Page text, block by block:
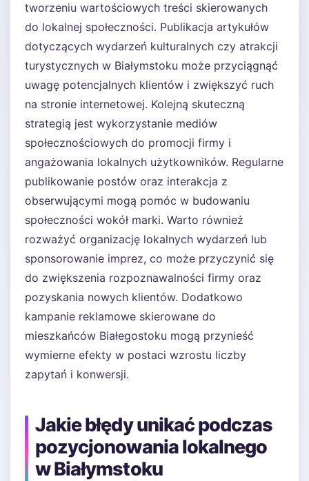
tworzeniu wartościowych treści skierowanych
do lokalnej społeczności. Publikacja artykułów
dotyczących wydarzeń kulturalnych czy atrakcji
turystycznych w Białymstoku może przyciągnąć
uwagę potencjalnych klientów i zwiększyć ruch
na stronie internetowej. Kolejną skuteczną
strategią jest wykorzystanie mediów
społecznościowych do promocji firmy i
angażowania lokalnych użytkowników. Regularne
publikowanie postów oraz interakcja z
obserwującymi mogą pomóc w budowaniu
społeczności wokół marki. Warto również
rozważyć organizację lokalnych wydarzeń lub
sponsorowanie imprez, co może przyczynić się
do zwiększenia rozpoznawalności firmy oraz
pozyskania nowych klientów. Dodatkowo
kampanie reklamowe skierowane do
mieszkańców Białegostoku mogą przynieść
wymierne efekty w postaci wzrostu liczby
zapytań i konwersji.
Jakie błędy unikać podczas
pozycjonowania lokalnego
w Białymstoku